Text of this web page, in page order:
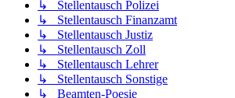
↳ Stellentausch Polizei
↳ Stellentausch Finanzamt
↳ Stellentausch Justiz
↳ Stellentausch Zoll
↳ Stellentausch Lehrer
↳ Stellentausch Sonstige
↳ Beamten-Poesie